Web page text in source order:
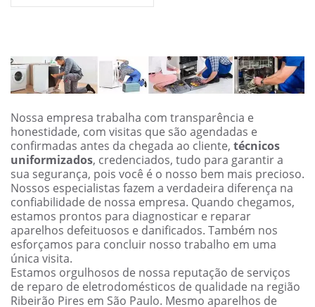
Nossa empresa trabalha com transparência e
honestidade, com visitas que são agendadas e
confirmadas antes da chegada ao cliente, técnicos
uniformizados, credenciados, tudo para garantir a
sua segurança, pois você é o nosso bem mais precioso.
Nossos especialistas fazem a verdadeira diferença na
confiabilidade de nossa empresa. Quando chegamos,
estamos prontos para diagnosticar e reparar
aparelhos defeituosos e danificados. Também nos
esforçamos para concluir nosso trabalho em uma
única visita.
Estamos orgulhosos de nossa reputação de serviços
de reparo de eletrodomésticos de qualidade na região
Ribeirão Pires em São Paulo. Mesmo aparelhos de